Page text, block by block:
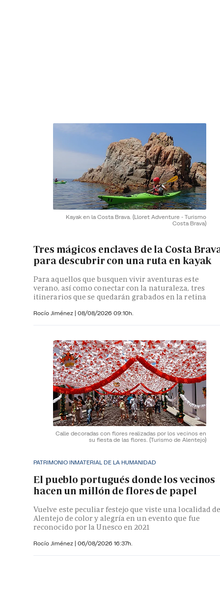
Kayak en la Costa Brava. (Lloret Adventure - Turismo
Costa Brava)
Tres mágicos enclaves de la Costa
para descubrir con una ruta en kayak
Para aquellos que busquen vivir aventuras este
verano, así como conectar con la naturaleza, tres
itinerarios que se quedarán grabados en la retina
Rocío Jiménez | 08/08/2026 09:10h.
Calle decoradas con flores realizadas por los vecinos en
su fiesta de las flores. (Turismo de Alentejo)
PATRIMONIO INMATERIAL DE LA HUMANIDAD
El pueblo portugués donde los vecinos
hacen un millón de flores de papel
Vuelve este peculiar festejo que viste una localidad
Alentejo de color y alegría en un evento que fue
reconocido por la Unesco en 2021
Rocío Jiménez | 06/08/2026 16:37h.